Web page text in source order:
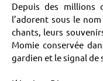
Depuis des millions
l’adorent sous le
chants, leurs
Momie conservée
gardien et le signal de